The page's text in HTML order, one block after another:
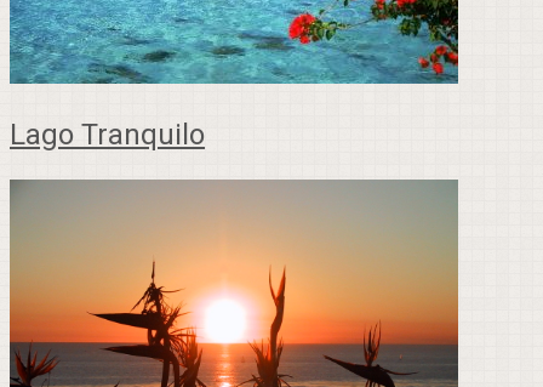
Lago Tranquilo